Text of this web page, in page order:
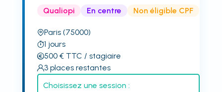
Qualiopi En centre Non éligible CPF
Paris (75000)
1 jours
500€ TTC / stagiaire
3 places restantes
Choisissez une session :